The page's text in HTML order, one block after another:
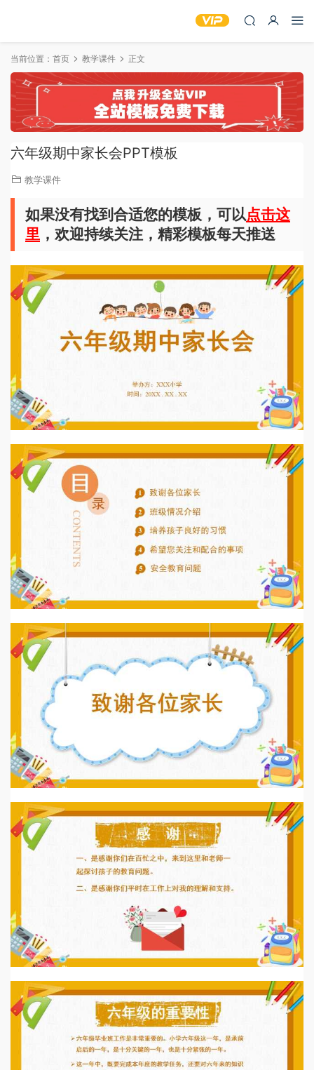
当前位置： 首页 教学课件 正文
六年级期中家长会PPT模板
教学课件
如果没有找到合适您的模板，可以点击这
里 ，欢迎持续关注，精彩模板每天推送